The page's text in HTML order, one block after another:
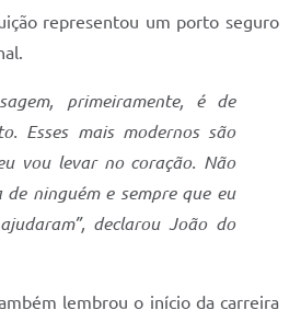
representou um porto seguro
primeiramente, é de
Esses mais modernos são
vou levar no coração. Não
de ninguém e sempre que eu
declarou João do
lembrou o início da carreira